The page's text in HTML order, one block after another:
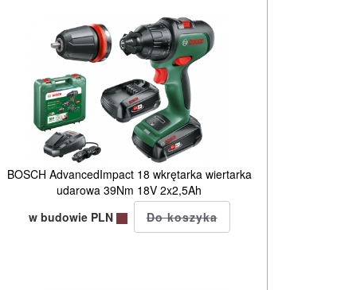
BOSCH AdvancedImpact 18 wkrętarka wiertarka
udarowa 39Nm 18V 2x2,5Ah
w budowie PLN